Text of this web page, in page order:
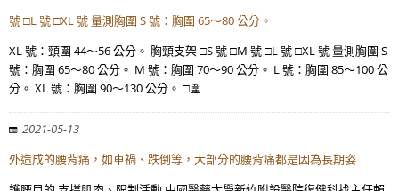
號 □L 號 □XL 號 量測胸圍 S 號：胸圍 65～80 公分。
XL 號：頸圍 44～56 公分。 胸頸支架 □S 號 □M 號 □L 號 □XL 號 量測胸圍 S
號：胸圍 65～80 公分。 M 號：胸圍 70～90 公分。 L 號：胸圍 85～100 公
分。 XL 號：胸圍 90～130 公分。 □圍
2021-05-13
外造成的腰背痛，如車禍、跌倒等，大部分的腰背痛都是因為長期姿